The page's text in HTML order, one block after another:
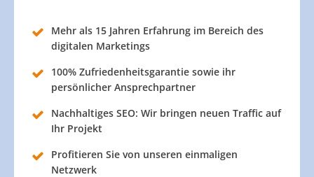
Mehr als 15 Jahren Erfahrung im Bereich des
digitalen Marketings
100% Zufriedenheitsgarantie sowie ihr
persönlicher Ansprechpartner
Nachhaltiges SEO: Wir bringen neuen Traffic auf
Ihr Projekt
Profitieren Sie von unseren einmaligen
Netzwerk